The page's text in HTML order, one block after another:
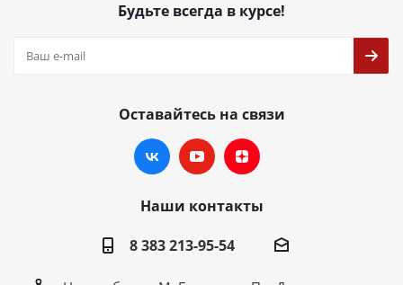
Будьте всегда в курсе!
Оставайтесь на связи
Наши контакты
8 383 213-95-54